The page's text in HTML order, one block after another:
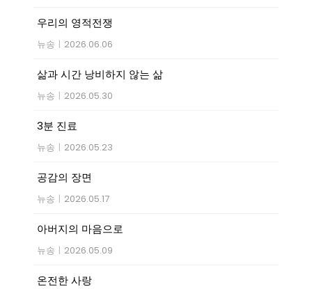
우리의 영적전쟁
뉴송 | 2026.06.06
삶과 시간 낭비하지 않는 삶
뉴송 | 2026.05.30
3분 진료
뉴송 | 2026.05.23
공감의 장면
뉴송 | 2026.05.17
아버지의 마음으로
뉴송 | 2026.05.09
온전한 사랑